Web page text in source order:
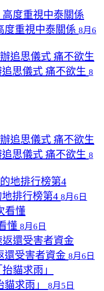
度重視中泰關係 8月6
思儀式 痛不欲生 8
思儀式 痛不欲生 8
排行榜第4 8月6日
懂 8月6日
還受害者資金 8月6日
求雨」 8月5日